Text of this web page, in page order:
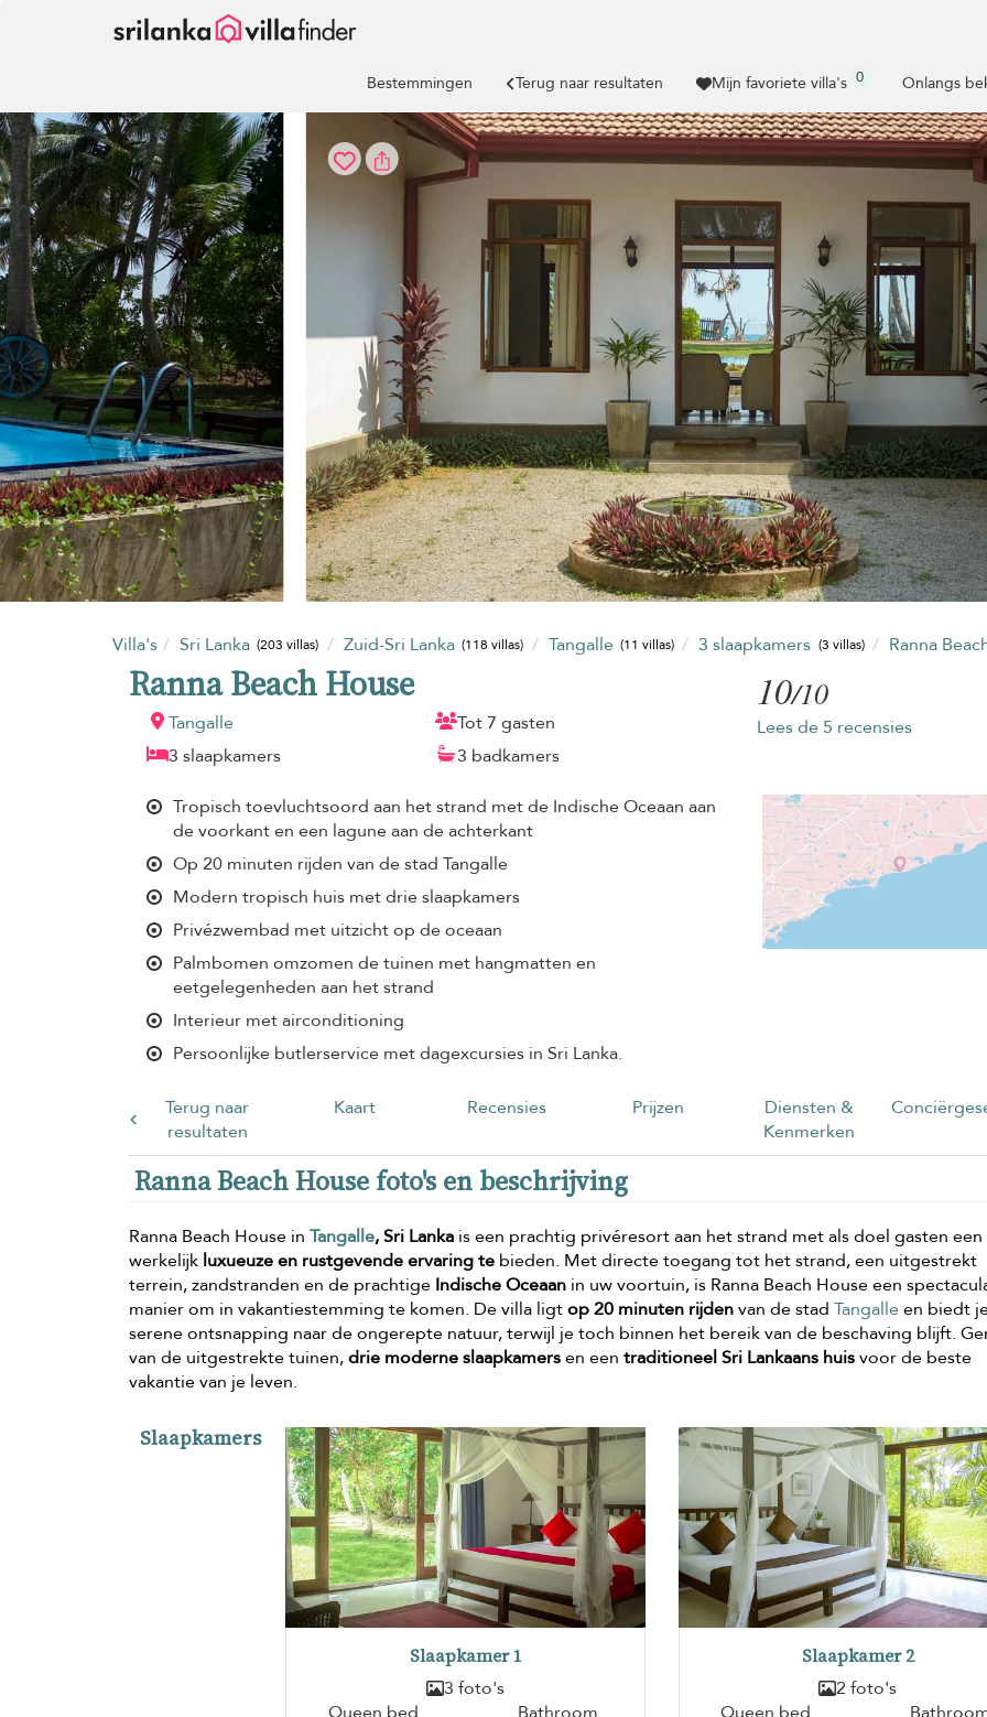
Bestemmingen Terug naar resultaten Mijn favoriete villa's 0 Onlangs
Villa's Sri Lanka (203 villas) Zuid-Sri Lanka (118 villas) Tangalle (11 villas) 3 slaapkamers (3 villas) Ranna
Ranna Beach House
Tangalle
Tot 7 gasten
3 slaapkamers
3 badkamers
10/10
Lees de 5 recensies
Tropisch toevluchtsoord aan het strand met de Indische Oceaan aan
de voorkant en een lagune aan de achterkant
Op 20 minuten rijden van de stad Tangalle
Modern tropisch huis met drie slaapkamers
Privézwembad met uitzicht op de oceaan
Palmbomen omzomen de tuinen met hangmatten en
eetgelegenheden aan het strand
Interieur met airconditioning
Persoonlijke butlerservice met dagexcursies in Sri Lanka.
Terug naar
resultaten
Kaart Recensies Prijzen
Diensten &
Kenmerken
Ranna Beach House foto's en beschrijving
Ranna Beach House in Tangalle, Sri Lanka is een prachtig privéresort aan het strand met als doel gasten een
werkelijk luxueuze en rustgevende ervaring te bieden. Met directe toegang tot het strand, een uitgestrekt
terrein, zandstranden en de prachtige Indische Oceaan in uw voortuin, is Ranna Beach House een
manier om in vakantiestemming te komen. De villa ligtop 20 minuten rijdenvan de stad Tangalle en biedt
serene ontsnapping naar de ongerepte natuur, terwijl je toch binnen het bereik van de beschaving blijft.
van de uitgestrekte tuinen,drie moderne slaapkamersen een traditioneel Sri Lankaans huisvoor de beste
vakantie van je leven.
Slaapkamers
Slaapkamer 1
3 foto's
Slaapkamer 2
2 foto's
Cookies beheer paneel